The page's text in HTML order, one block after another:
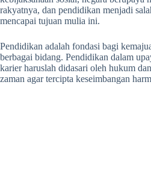
rakyatnya, dan pendidikan menjadi
mencapai tujuan mulia ini.
Pendidikan adalah fondasi bagi
berbagai bidang. Pendidikan dalam
karier haruslah didasari oleh hukum
zaman agar tercipta keseimbangan